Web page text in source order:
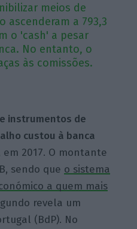
meios de
ascenderam a 793,3
o 'cash' a pesar
No entanto, o
às comissões.
instrumentos de
custou à banca
em 2017. O montante
sendo que o sistema
a quem mais
revela um
(BdP). No